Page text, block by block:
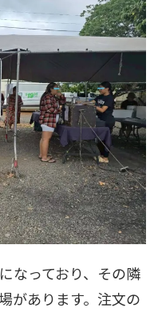
なっており、その隣
があります。注文の